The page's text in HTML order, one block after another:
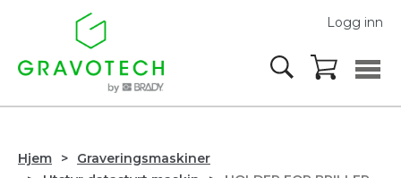
Logg inn
Hjem
Graveringsmaskiner